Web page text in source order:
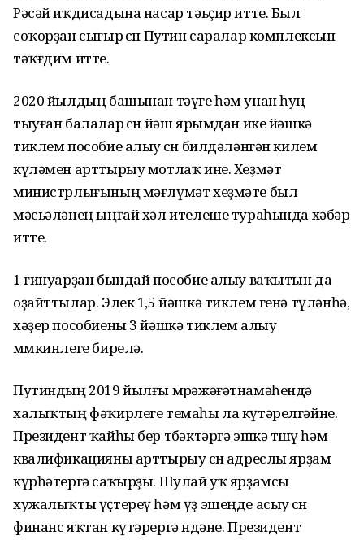
Рәсәй иҡдисадына насар тәьҫир итте. Был
соҡорҙан сығыр өсөн Путин саралар комплексын
тәҡғдим итте.
2020 йылдың башынан тәүге һәм унан һуң
тыуған балалар өсөн йәш ярымдан ике йәшкә
тиклем пособие алыу өсөн билдәләнгән килем
күләмен арттырыу мотлаҡ ине. Хеҙмәт
министрлығының мәғлүмәт хеҙмәте был
мәсьәләнең ыңғай хәл ителеше тураһында хәбәр
итте.
1 ғинуарҙан бындай пособие алыу ваҡытын да
оҙайттылар. Элек 1,5 йәшкә тиклем генә түләнһә,
хәҙер пособиены 3 йәшкә тиклем алыу
мөмкинлеге бирелә.
Путиндың 2019 йылғы мөрәжәғәтнамәһендә
халыҡтың фәҡирлеге темаһы ла күтәрелгәйне.
Президент ҡайһы бер төбәктәргә эшкә төшөү һәм
квалификацияны арттырыу өсөн адреслы ярҙам
күрһәтергә саҡырҙы. Шулай уҡ ярҙамсы
хужалыҡты үҫтереү һәм үҙ эшеңде асыу өсөн
финанс яҡтан күтәрергә өндәне. Президент